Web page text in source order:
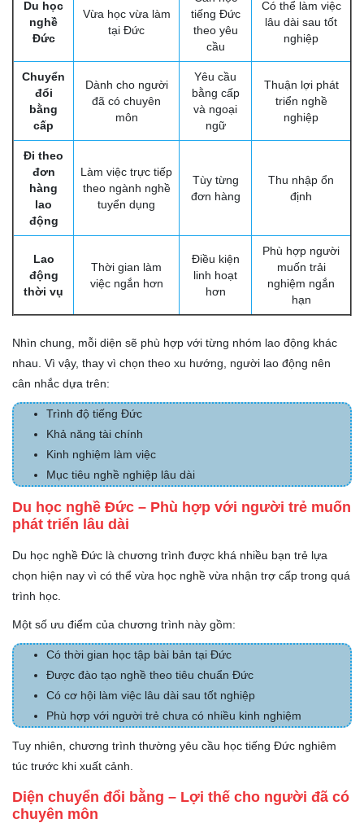
Du học
nghề
Đức
Vừa học vừa làm
tại Đức
tiếng Đức
theo yêu
cầu
Có thể làm việc
lâu dài sau tốt
nghiệp
Chuyển
đổi
bằng
cấp
Dành cho người
đã có chuyên
môn
Yêu cầu
bằng cấp
và ngoại
ngữ
Thuận lợi phát
triển nghề
nghiệp
Đi theo
đơn
hàng
lao
động
Làm việc trực tiếp
theo ngành nghề
tuyển dụng
Tùy từng
đơn hàng
Thu nhập ổn
định
Lao
động
thời vụ
Thời gian làm
việc ngắn hơn
Điều kiện
linh hoạt
hơn
Phù hợp người
muốn trải
nghiệm ngắn
hạn
Nhìn chung, mỗi diện sẽ phù hợp với từng nhóm lao động khác
nhau. Vì vậy, thay vì chọn theo xu hướng, người lao động nên
cân nhắc dựa trên:
Trình độ tiếng Đức
Khả năng tài chính
Kinh nghiệm làm việc
Mục tiêu nghề nghiệp lâu dài
Du học nghề Đức – Phù hợp với người trẻ muốn
phát triển lâu dài
Du học nghề Đức là chương trình được khá nhiều bạn trẻ lựa
chọn hiện nay vì có thể vừa học nghề vừa nhận trợ cấp trong quá
trình học.
Một số ưu điểm của chương trình này gồm:
Có thời gian học tập bài bản tại Đức
Được đào tạo nghề theo tiêu chuẩn Đức
Có cơ hội làm việc lâu dài sau tốt nghiệp
Phù hợp với người trẻ chưa có nhiều kinh nghiệm
Tuy nhiên, chương trình thường yêu cầu học tiếng Đức nghiêm
túc trước khi xuất cảnh.
Diện chuyển đổi bằng – Lợi thế cho người đã có
chuyên môn